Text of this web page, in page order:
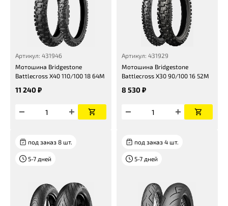
Артикул: 431946
Мотошина Bridgestone
Battlecross X40 110/100 18 64M
11 240 ₽
Артикул: 431929
Мотошина Bridgestone
Battlecross X30 90/100 16 52M
8 530 ₽
под заказ 8 шт.
5-7 дней
под заказ 4 шт.
5-7 дней